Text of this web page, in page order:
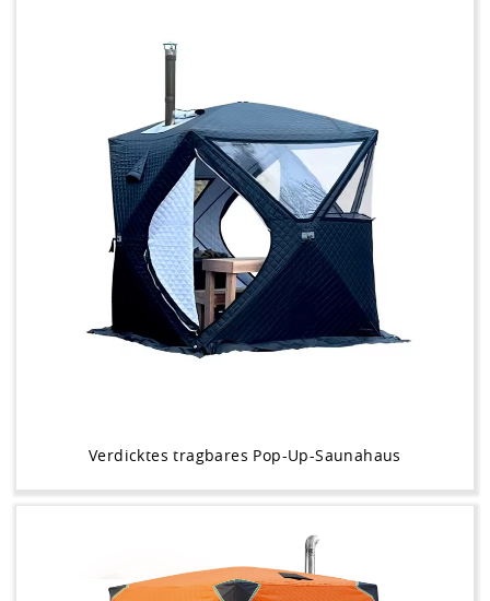
Verdicktes tragbares Pop-Up-Saunahaus